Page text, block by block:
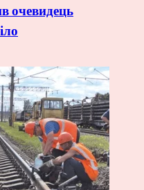
очевидець